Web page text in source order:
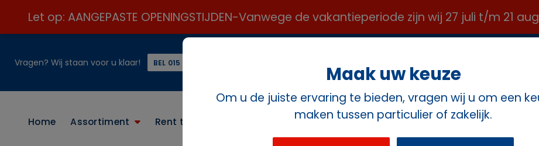
Let op: AANGEPASTE OPENINGSTIJDEN-Vanwege de vakantieperiode zijn wij 27 juli t/m 21
Vragen? Wij staan voor u klaar! BEL 015 21 24 313 ☎️
Home Assortiment Rent the look
Maak uw keuze
Om u de juiste ervaring te bieden, vragen wij u om een
maken tussen particulier of zakelijk.